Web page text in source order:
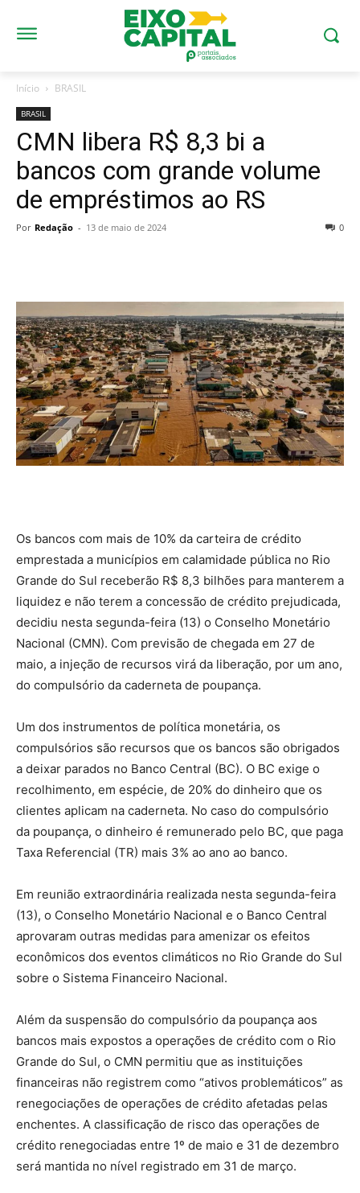
Início BRASIL
BRASIL
CMN libera R$ 8,3 bi a
bancos com grande volume
de empréstimos ao RS
Por Redação - 13 de maio de 2024 0
Os bancos com mais de 10% da carteira de crédito
emprestada a municípios em calamidade pública no Rio
Grande do Sul receberão R$ 8,3 bilhões para manterem a
liquidez e não terem a concessão de crédito prejudicada,
decidiu nesta segunda-feira (13) o Conselho Monetário
Nacional (CMN). Com previsão de chegada em 27 de
maio, a injeção de recursos virá da liberação, por um ano,
do compulsório da caderneta de poupança.
Um dos instrumentos de política monetária, os
compulsórios são recursos que os bancos são obrigados
a deixar parados no Banco Central (BC). O BC exige o
recolhimento, em espécie, de 20% do dinheiro que os
clientes aplicam na caderneta. No caso do compulsório
da poupança, o dinheiro é remunerado pelo BC, que paga
Taxa Referencial (TR) mais 3% ao ano ao banco.
Em reunião extraordinária realizada nesta segunda-feira
(13), o Conselho Monetário Nacional e o Banco Central
aprovaram outras medidas para amenizar os efeitos
econômicos dos eventos climáticos no Rio Grande do Sul
sobre o Sistema Financeiro Nacional.
Além da suspensão do compulsório da poupança aos
bancos mais expostos a operações de crédito com o Rio
Grande do Sul, o CMN permitiu que as instituições
financeiras não registrem como “ativos problemáticos” as
renegociações de operações de crédito afetadas pelas
enchentes. A classificação de risco das operações de
crédito renegociadas entre 1º de maio e 31 de dezembro
será mantida no nível registrado em 31 de março.